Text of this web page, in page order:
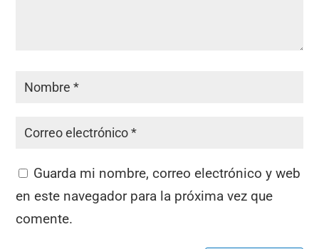
Guarda mi nombre, correo electrónico y web
en este navegador para la próxima vez que
comente.